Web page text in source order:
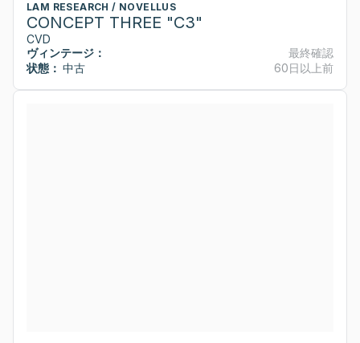
LAM RESEARCH / NOVELLUS
CONCEPT THREE "C3"
CVD
ヴィンテージ：
状態： 中古
最終確認
60日以上前